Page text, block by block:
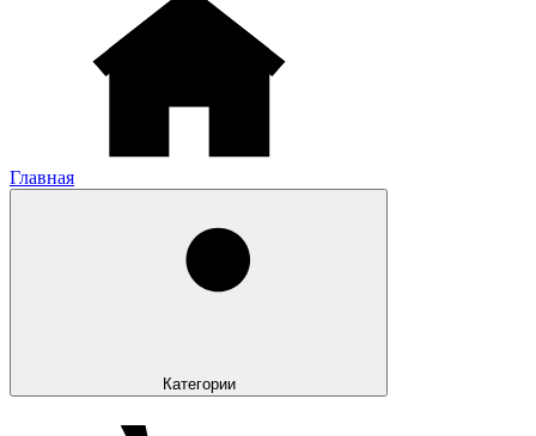
Главная
Категории